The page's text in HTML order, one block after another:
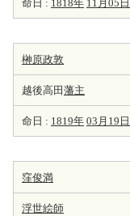
命日 : 1818年 11月05日
榊原政敦
越後高田 藩主
命日 : 1819年 03月19日
窪俊満
浮世絵師